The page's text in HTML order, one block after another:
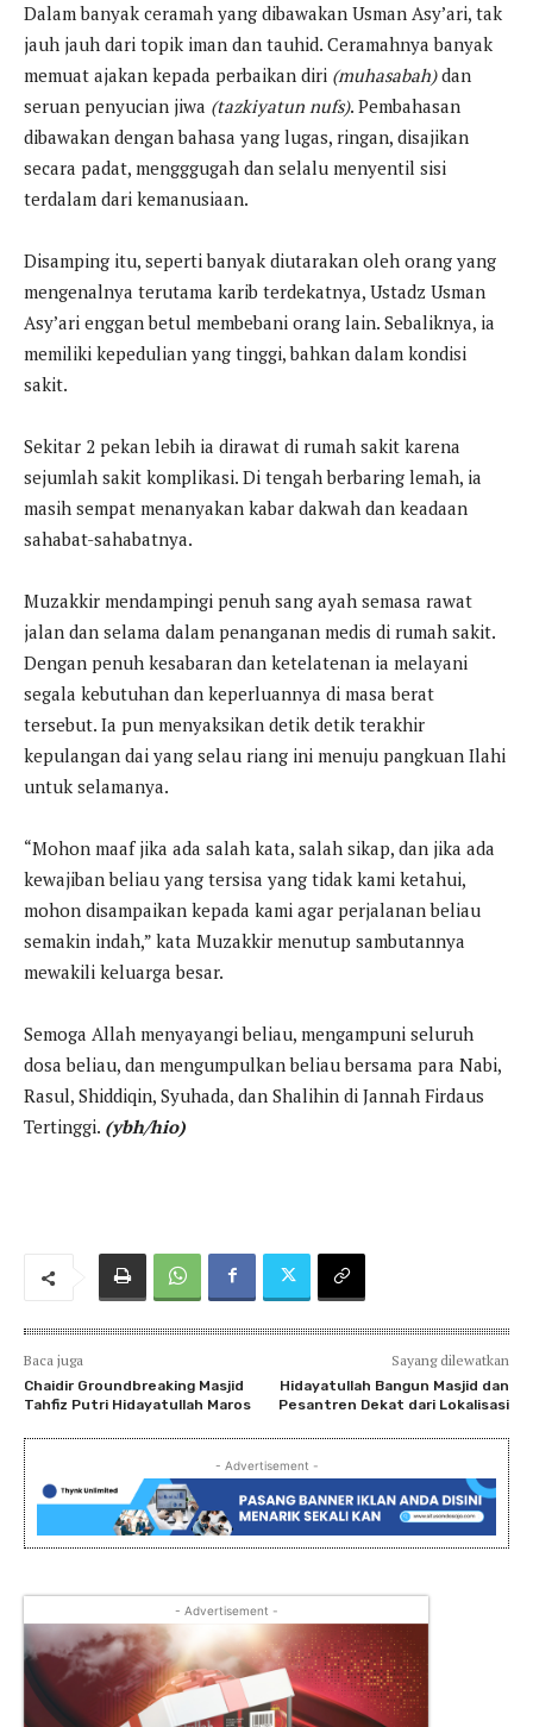
Dalam banyak ceramah yang dibawakan Usman Asy’ari, tak
jauh jauh dari topik iman dan tauhid. Ceramahnya banyak
memuat ajakan kepada perbaikan diri (muhasabah)dan
seruan penyucian jiwa (tazkiyatun nufs). Pembahasan
dibawakan dengan bahasa yang lugas, ringan, disajikan
secara padat, mengggugah dan selalu menyentil sisi
terdalam dari kemanusiaan.
Disamping itu, seperti banyak diutarakan oleh orang yang
mengenalnya terutama karib terdekatnya, Ustadz Usman
Asy’ari enggan betul membebani orang lain. Sebaliknya, ia
memiliki kepedulian yang tinggi, bahkan dalam kondisi
sakit.
Sekitar 2 pekan lebih ia dirawat di rumah sakit karena
sejumlah sakit komplikasi. Di tengah berbaring lemah, ia
masih sempat menanyakan kabar dakwah dan keadaan
sahabat-sahabatnya.
Muzakkir mendampingi penuh sang ayah semasa rawat
jalan dan selama dalam penanganan medis di rumah sakit.
Dengan penuh kesabaran dan ketelatenan ia melayani
segala kebutuhan dan keperluannya di masa berat
tersebut. Ia pun menyaksikan detik detik terakhir
kepulangan dai yang selau riang ini menuju pangkuan Ilahi
untuk selamanya.
“Mohon maaf jika ada salah kata, salah sikap, dan jika ada
kewajiban beliau yang tersisa yang tidak kami ketahui,
mohon disampaikan kepada kami agar perjalanan beliau
semakin indah,” kata Muzakkir menutup sambutannya
mewakili keluarga besar.
Semoga Allah menyayangi beliau, mengampuni seluruh
dosa beliau, dan mengumpulkan beliau bersama para Nabi,
Rasul, Shiddiqin, Syuhada, dan Shalihin di Jannah Firdaus
Tertinggi. (ybh/hio)
Baca juga
Chaidir Groundbreaking Masjid
Tahfiz Putri Hidayatullah Maros
Sayang dilewatkan
Hidayatullah Bangun Masjid dan
Pesantren Dekat dari Lokalisasi
- Advertisement -
- Advertisement -